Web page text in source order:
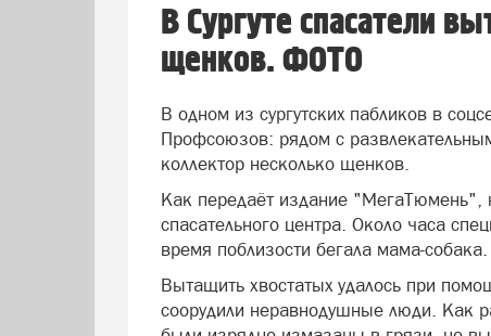
В Сургуте спасатели
щенков. ФОТО
В одном из сургутских пабликов в
Профсоюзов: рядом с
коллектор несколько щенков.
Как передаёт издание "МегаТюмень",
спасательного центра. Около часа
время поблизости бегала мама-собака.
Вытащить хвостатых удалось при
соорудили неравнодушные люди. Как